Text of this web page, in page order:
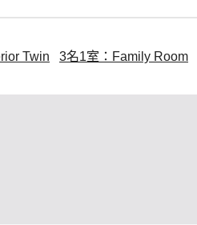
Twin 3名1室：Family Room